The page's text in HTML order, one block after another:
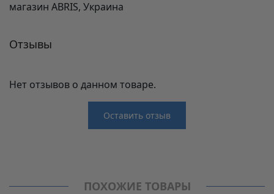
магазин ABRIS, Украина
Отзывы
Нет отзывов о данном товаре.
Оставить отзыв
Модель
00109
Раздвижные системы SEVROLL
ПОХОЖИЕ ТОВАРЫ